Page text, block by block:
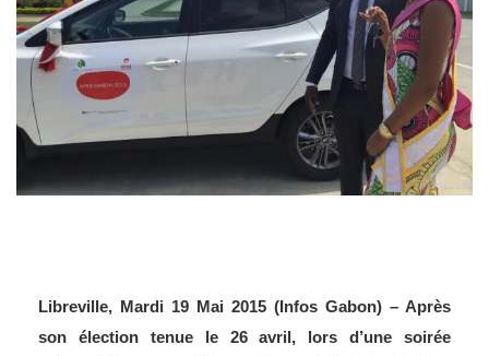
Libreville, Mardi 19 Mai 2015 (Infos Gabon) – Après
son élection tenue le 26 avril, lors d’une soirée